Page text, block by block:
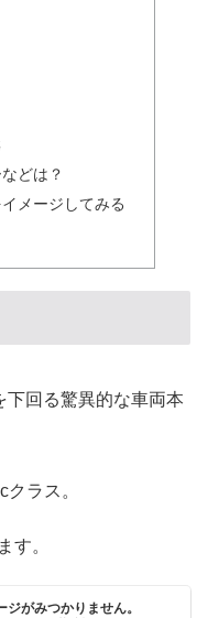
どは？
メージしてみる
下回る驚異的な車両本
ラス。
す。
がみつかりません。